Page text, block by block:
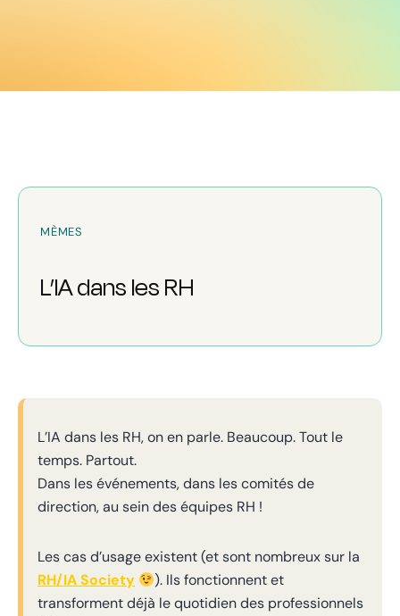
MÈMES
L’IA dans les RH
L’IA dans les RH, on en parle. Beaucoup. Tout le
temps. Partout.
Dans les événements, dans les comités de
direction, au sein des équipes RH !
Les cas d’usage existent (et sont nombreux sur la
RH/IA Society
). Ils fonctionnent et
transforment déjà le quotidien des professionnels